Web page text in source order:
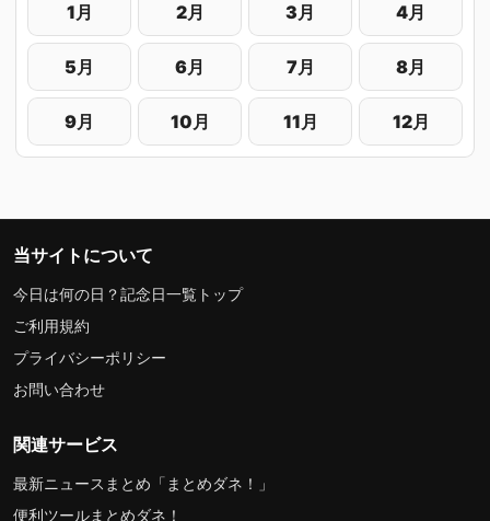
1月 2月 3月 4月
5月 6月 7月 8月
9月 10月 11月 12月
当サイトについて
今日は何の日？記念日一覧トップ
ご利用規約
プライバシーポリシー
お問い合わせ
関連サービス
最新ニュースまとめ「まとめダネ！」
便利ツールまとめダネ！